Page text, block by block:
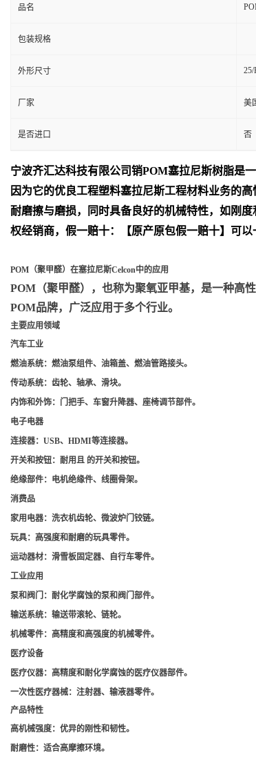
品名
包装规格
外形尺寸 25/
厂家 美
是否进口 否
宁波齐汇达科技有限公司销POM塞拉尼斯树脂是
因为它的优良工程塑料塞拉尼斯工程材料业务的
耐磨擦与磨损，同时具备良好的机械特性，如刚
权经销商，假一赔十：【原产原包假一赔十】可
POM（聚甲醛）在塞拉尼斯Celcon中的应用
POM（聚甲醛）
，也称为聚氧亚甲基，是一种高
POM品牌，广泛应用于多个行业。
主要应用领域
汽车工业
燃油系统：燃油泵组件、油箱盖、燃油管路接头。
传动系统：齿轮、轴承、滑块。
内饰和外饰：门把手、车窗升降器、座椅调节部件。
电子电器
连接器：USB、HDMI等连接器。
开关和按钮：耐用且 的开关和按钮。
绝缘部件：电机绝缘件、线圈骨架。
消费品
家用电器：洗衣机齿轮、微波炉门铰链。
玩具：高强度和耐磨的玩具零件。
运动器材：滑雪板固定器、自行车零件。
工业应用
泵和阀门 ：耐化学腐蚀的泵和阀门部件。
输送系统：输送带滚轮、链轮。
机械零件：高精度和高强度的机械零件。
医疗设备
医疗仪器：高精度和耐化学腐蚀的医疗仪器部件。
一次性医疗器械：注射器、输液器零件。
产品特性
高机械强度：优异的刚性和韧性。
耐磨性：适合高摩擦环境。